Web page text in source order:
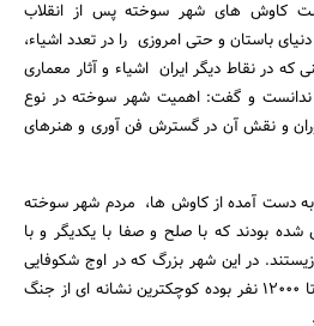
کاوش های شهر سوخته پس از انقلاب
باستان و حتی امروزی را در تعدد اشیاء،
که در نقاط دیگر ایران اشیاء و آثار معماری
ندانست و گفت: اهمیت شهر سوخته در نوع
و نقش آن در گسترش فن آوری و هنرهای
دست آمده از کاوش ها، مردم شهر سوخته
بودند که با صلح و صفا با یکدیگر و با
در این شهر بزرگ که در اوج شکوفایی
خود دارای جمعیتی حدود 9000 تا 12000 نفر بوده کوچکترین نشانه ای از جنگ